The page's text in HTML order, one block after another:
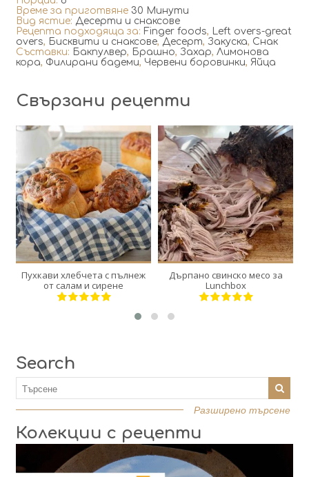
Време за приготвяне 30 Минути
Вид ястие: Десерти и снаксове
Рецепта подходяща за: Finger foods, Left overs-great
overs, Бисквити и снаксове, Десерт, Закуска, Снак
Съставки: Бакпулвер, Брашно, Захар, Лимонова
кора, Филирани бадеми, Червени боровинки, Яйца
Свързани рецепти
6
6
120 Min
Пухкави хлебчета с пълнеж
от салам и сирене
1
12
300 Min
Дърпано свинско месо за
Lunchbox
Search
Разширено търсене
Колекции с рецепти